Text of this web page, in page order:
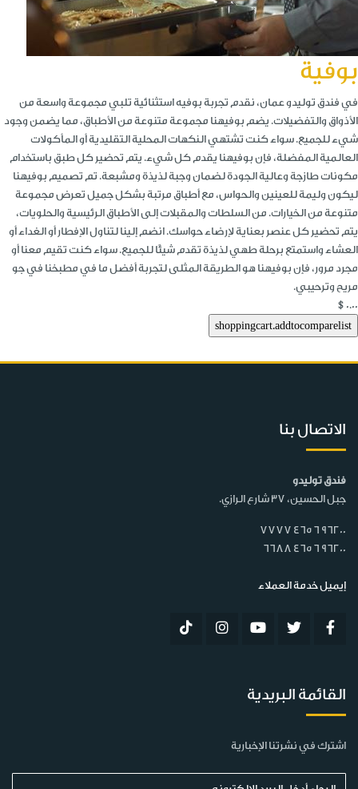
بوفية
في فندق توليدو عمان، نقدم تجربة بوفيه استثنائية تلبي مجموعة واسعة من
الأذواق والتفضيلات. يضم بوفيهنا مجموعة متنوعة من الأطباق، مما يضمن وجود
شيء للجميع. سواء كنت تشتهي النكهات المحلية التقليدية أو المأكولات
العالمية المفضلة، فإن بوفيهنا يقدم كل شيء. يتم تحضير كل طبق باستخدام
مكونات طازجة وعالية الجودة لضمان وجبة لذيذة ومشبعة. تم تصميم بوفيهنا
ليكون وليمة للعينين والحواس، مع أطباق مرتبة بشكل جميل تعرض مجموعة
متنوعة من الخيارات. من السلطات والمقبلات إلى الأطباق الرئيسية والحلويات،
يتم تحضير كل عنصر بعناية لإرضاء حواسك. انضم إلينا لتناول الإفطار أو الغداء أو
العشاء واستمتع برحلة طهي لذيذة تقدم شيئًا للجميع. سواء كنت تقيم معنا أو
مجرد مرور، فإن بوفيهنا هو الطريقة المثلى لتجربة أفضل ما في مطبخنا في جو
مريح وترحيبي.
$0.00
الاتصال بنا
فندق توليدو
جبل الحسين، 37 شارع الرازي.
7777 465 6 96200
6688 465 6 96200
إيميل خدمة العملاء
القائمة البريدية
اشترك في نشرتنا الإخبارية